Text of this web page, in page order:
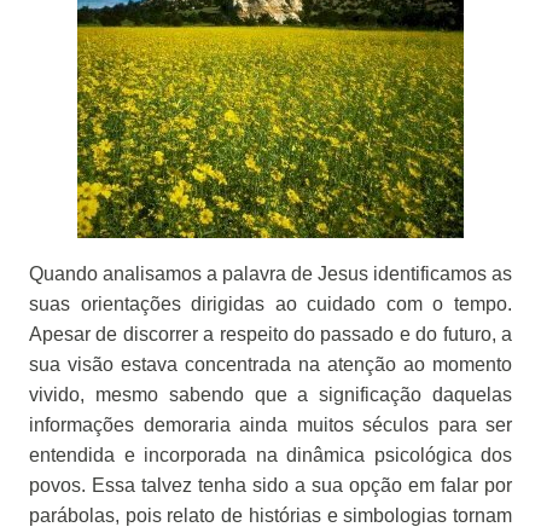
Quando analisamos a palavra de Jesus identificamos as
suas orientações dirigidas ao cuidado com o tempo.
Apesar de discorrer a respeito do passado e do futuro, a
sua visão estava concentrada na atenção ao momento
vivido, mesmo sabendo que a significação daquelas
informações demoraria ainda muitos séculos para ser
entendida e incorporada na dinâmica psicológica dos
povos. Essa talvez tenha sido a sua opção em falar por
parábolas, pois relato de histórias e simbologias tornam